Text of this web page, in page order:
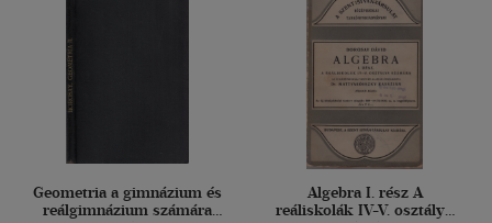
Geometria a gimnázium és
reálgimnázium számára
Algebra I. rész A
reáliskolák IV-V. osztálya